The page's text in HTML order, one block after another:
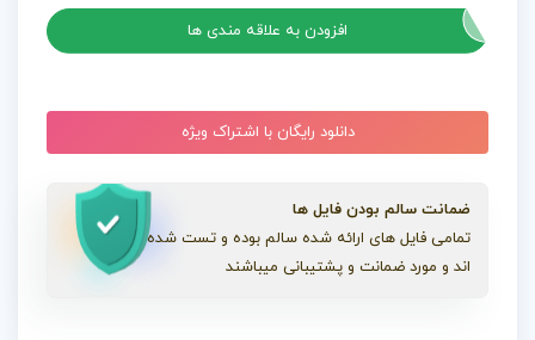
افزودن به علاقه مندی ها
دانلود رایگان با اشتراک ویژه
ضمانت سالم بودن فایل ها
تمامی فایل های ارائه شده سالم بوده و تست شده
اند و مورد ضمانت و پشتیبانی میباشند